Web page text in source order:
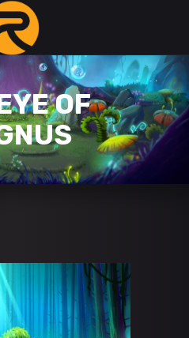
OF